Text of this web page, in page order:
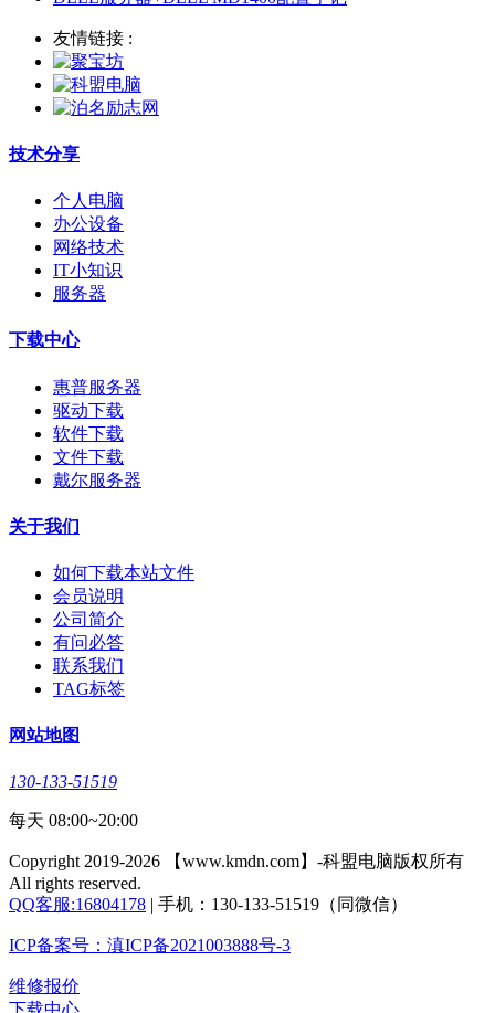
友情链接 :
技术分享
个人电脑
办公设备
网络技术
IT小知识
服务器
下载中心
惠普服务器
驱动下载
软件下载
文件下载
戴尔服务器
关于我们
如何下载本站文件
会员说明
公司简介
有问必答
联系我们
TAG标签
网站地图
130-133-51519
每天 08:00~20:00
Copyright 2019-2026 【www.kmdn.com】-科盟电脑版权所有
All rights reserved.
QQ客服:16804178 | 手机：130-133-51519（同微信）
ICP备案号：滇ICP备2021003888号-3
维修报价
下载中心